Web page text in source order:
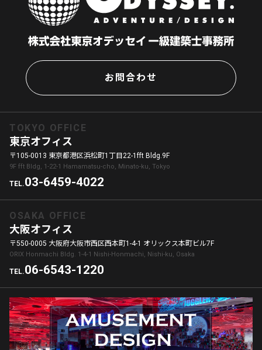
お問合わせ
TOKYO OFFICE
東京オフィス
〒105-0013 東京都港区浜松町1丁目22-1fft Bldg.9F
9F fft Bldg, 1-22-1 Hamamatsu-cho, Minato-ku, Tokyo
TEL.03-6459-4022
OSAKA OFFICE
大阪オフィス
〒550-0005 大阪府大阪市西区西本町1-4-1 オリックス本町ビル7F
ORIX Honmachi Bldg. 1-4-1 Nishi-Honmachi, Nishi-ku, Osaka
TEL.06-6543-1220